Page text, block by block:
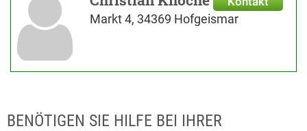
Markt 4, 34369 Hofgeismar
BENÖTIGEN SIE HILFE BEI IHRER